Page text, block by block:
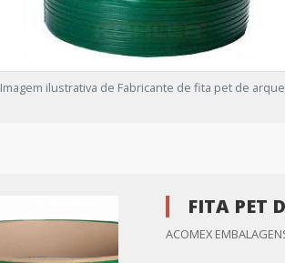
Imagem ilustrativa de Fabricante de fita pet de
FITA PET
ACOMEX